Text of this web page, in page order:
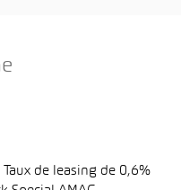
de leasing de 0,6%